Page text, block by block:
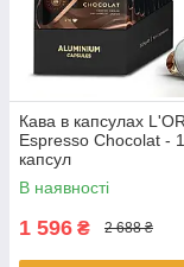
Кава в капсулах L'OR
Espresso Chocolat -
капсул
В наявності
1 596 ₴ 2 688 ₴